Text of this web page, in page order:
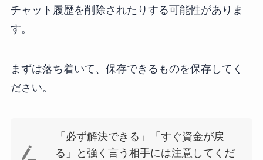
チャット履歴を削除されたりする可能性がありま
す。
まずは落ち着いて、保存できるものを保存してく
ださい。
「必ず解決できる」「すぐ資金が戻
る」と強く言う相手には注意してくだ